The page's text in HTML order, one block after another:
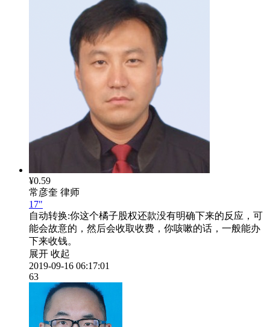
¥0.59
常彦奎 律师
17"
自动转换:你这个橘子股权还款没有明确下来的反应，可
能会故意的，然后会收取收费，你咳嗽的话，一般能办
下来收钱。
展开 收起
2019-09-16 06:17:01
63